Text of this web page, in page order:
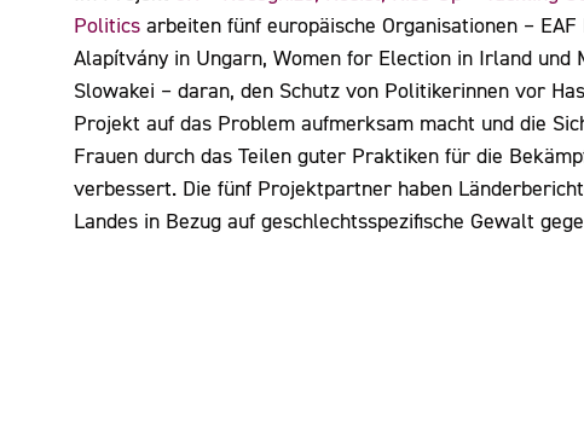
Politicsarbeiten fünf europäische Organisationen – EAF
Alapítvány in Ungarn, Women for Election in Irland
Slowakei – daran, den Schutz von Politikerinnen vor
Projekt auf das Problem aufmerksam macht und die
Frauen durch das Teilen guter Praktiken für die
verbessert. Die fünf Projektpartner haben
Landes in Bezug auf geschlechtsspezifische Gewalt